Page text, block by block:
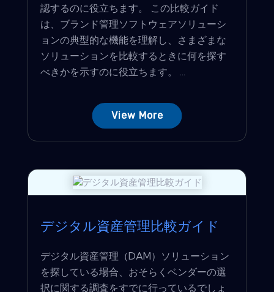
認するのに役立ちます。 この比較ガイド
は、ブランド管理ソフトウェアソリューシ
ョンの典型的な機能を理解し、さまざまな
ソリューションを比較するときに何を探す
べきかを示すのに役立ちます。 ...
View More
デジタル資産管理比較ガイド
デジタル資産管理（DAM）ソリューション
を探している場合、おそらくベンダーの選
択に関する調査をすでに行っているでしょ